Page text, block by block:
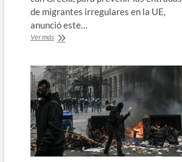
de migrantes irregulares en la UE,
anunció este…
Ver másTurquía
muro
en
su
frontera
con
Grecia
para
frenar
la